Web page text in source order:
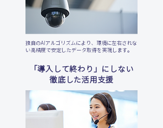
独自のAIアルゴリズムにより、環境に左右されな
い高精度で安定したデータ取得を実現します。
「導入して終わり」にしない
徹底した活用支援